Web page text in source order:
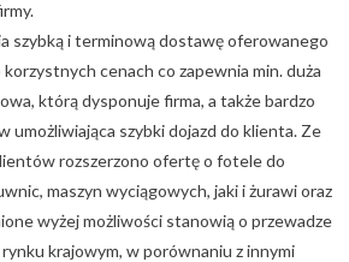
szybką i terminową dostawę oferowanego
cenach co zapewnia min. duża
którą dysponuje firma, a także bardzo
umożliwiająca szybki dojazd do klienta. Ze
rozszerzono ofertę o fotele do
maszyn wyciągowych, jaki i żurawi oraz
wyżej możliwości stanowią o przewadze
krajowym, w porównaniu z innymi